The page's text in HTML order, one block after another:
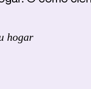
hogar